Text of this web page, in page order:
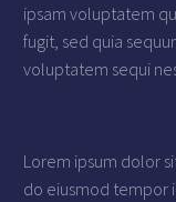
ipsam voluptatem
fugit, sed quia
voluptatem sequi
Lorem ipsum dolor
do eiusmod tempor